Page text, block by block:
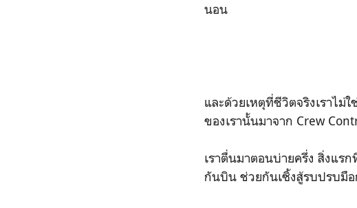
นอน
และด้วยเหตุที่ชีวิตจริงเราไม่
ของเรานั้นมาจาก Crew
เราตื่นมาตอนบ่ายครึ่ง สิ่งแร
กันบิน ช่วยกันเซิ้งสู้รบปรบมื